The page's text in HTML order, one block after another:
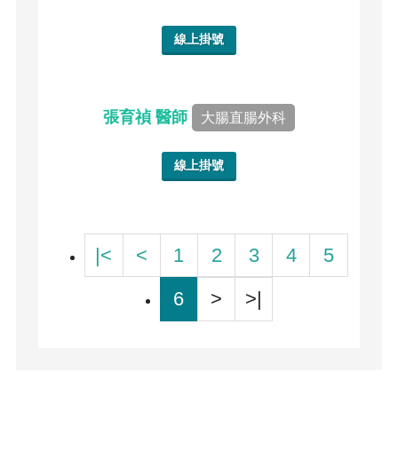
線上掛號
張育禎 醫師 大腸直腸外科
線上掛號
|< < 1 2 3 4
5
6
> >|